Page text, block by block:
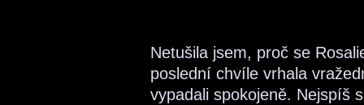
Netušila jsem, proč se
poslední chvíle vrhala
vypadali spokojeně. Nejspíš